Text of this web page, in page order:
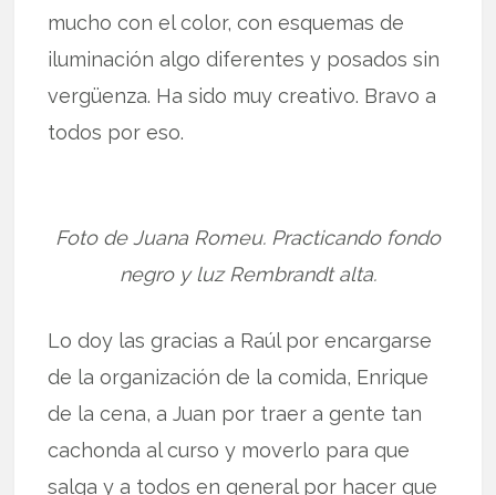
mucho con el color, con esquemas de
iluminación algo diferentes y posados sin
vergüenza. Ha sido muy creativo. Bravo a
todos por eso.
Foto de Juana Romeu. Practicando fondo
negro y luz Rembrandt alta.
Lo doy las gracias a Raúl por encargarse
de la organización de la comida, Enrique
de la cena, a Juan por traer a gente tan
cachonda al curso y moverlo para que
salga y a todos en general por hacer que